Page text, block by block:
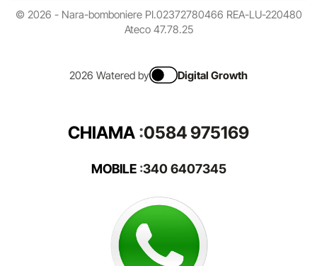
© 2026 - Nara-bomboniere PI.02372780466 REA-LU-220480
Ateco 47.78.25
2026 Watered by Digital Growth
CHIAMA :0584 975169
MOBILE:340 6407345